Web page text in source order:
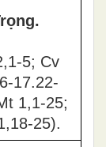
5; Cv
17.22-
1,1-25;
25).